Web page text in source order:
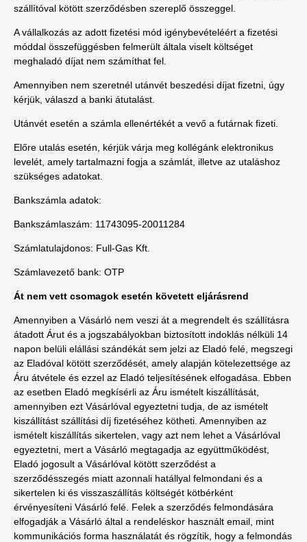
szállítóval kötött szerződésben szereplő összeggel.
A vállalkozás az adott fizetési mód igénybevételéért a fizetési
móddal összefüggésben felmerült általa viselt költséget
meghaladó díjat nem számíthat fel.
Amennyiben nem szeretnél utánvét beszedési díjat fizetni, úgy
kérjük, válaszd a banki átutalást.
Utánvét esetén a számla ellenértékét a vevő a futárnak fizeti.
Előre utalás esetén, kérjük várja meg kollégánk elektronikus
levelét, amely tartalmazni fogja a számlát, illetve az utaláshoz
szükséges adatokat.
Bankszámla adatok:
Bankszámlaszám: 11743095-20011284
Számlatulajdonos: Full-Gas Kft.
Számlavezető bank: OTP
Át nem vett csomagok esetén követett eljárásrend
Amennyiben a Vásárló nem veszi át a megrendelt és szállításra
átadott Árut és a jogszabályokban biztosított indoklás nélküli 14
napon belüli elállási szándékát sem jelzi az Eladó felé, megszegi
az Eladóval kötött szerződését, amely alapján kötelezettsége az
Áru átvétele és ezzel az Eladó teljesítésének elfogadása. Ebben
az esetben Eladó megkísérli az Áru ismételt kiszállítását,
amennyiben ezt Vásárlóval egyeztetni tudja, de az ismételt
kiszállítást szállítási díj fizetéséhez kötheti. Amennyiben az
ismételt kiszállítás sikertelen, vagy azt nem lehet a Vásárlóval
egyeztetni, mert a Vásárló megtagadja az együttműködést,
Eladó jogosult a Vásárlóval kötött szerződést a
szerződésszegés miatt azonnali hatállyal felmondani és a
sikertelen ki és visszaszállítás költségét kötbérként
érvényesíteni Vásárló felé. Felek a szerződés felmondására
elfogadják a Vásárló által a rendeléskor használt email, mint
kommunikációs forma használatát és rögzítik, hogy a felmondás